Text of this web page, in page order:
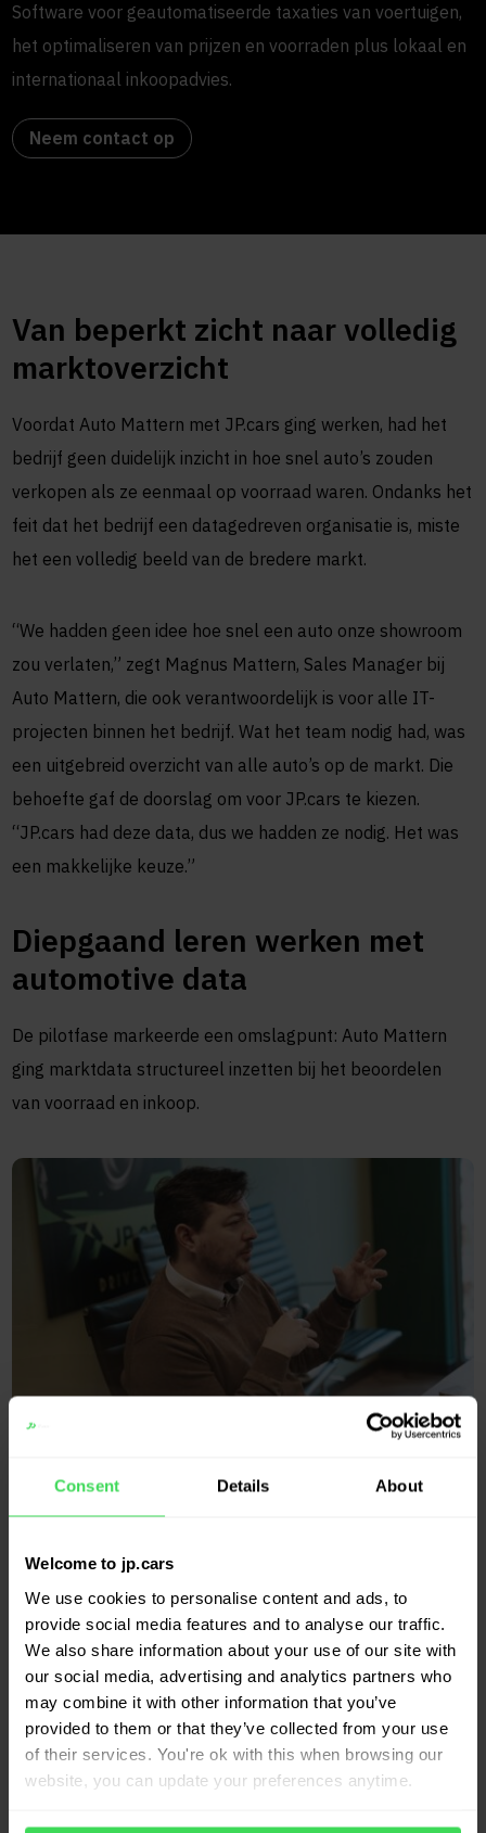
Consent Details About
Welcome to jp.cars
We use cookies to personalise content and ads, to
provide social media features and to analyse our traffic.
We also share information about your use of our site with
our social media, advertising and analytics partners who
may combine it with other information that you’ve
provided to them or that they’ve collected from your use
of their services. You're ok with this when browsing our
website, you can update your preferences anytime.
Software voor geautomatiseerde taxaties van voertuigen,
het optimaliseren van prijzen en voorraden plus lokaal en
internationaal inkoopadvies.
Neem contact op
Van beperkt zicht naar volledig
marktoverzicht
Voordat Auto Mattern met JP.cars ging werken, had het
bedrijf geen duidelijk inzicht in hoe snel auto’s zouden
verkopen als ze eenmaal op voorraad waren. Ondanks het
feit dat het bedrijf een datagedreven organisatie is, miste
het een volledig beeld van de bredere markt.
“We hadden geen idee hoe snel een auto onze showroom
zou verlaten,” zegt Magnus Mattern, Sales Manager bij
Auto Mattern, die ook verantwoordelijk is voor alle IT-
projecten binnen het bedrijf. Wat het team nodig had, was
een uitgebreid overzicht van alle auto’s op de markt. Die
behoefte gaf de doorslag om voor JP.cars te kiezen.
“JP.cars had deze data, dus we hadden ze nodig. Het was
een makkelijke keuze.”
Diepgaand leren werken met
automotive data
De pilotfase markeerde een omslagpunt: Auto Mattern
ging marktdata structureel inzetten bij het beoordelen
van voorraad en inkoop.
“In de pilotfase leerden we hoe we diepgaand met de
in het verleden waren geweest.” De inzichten van JP.cars
veranderden de manier waarop het bedrijf de vraag naar
auto’s, de omzetverwachtingen en het prijspotentieel
beoordeelde voordat het auto’s aankocht.
Meetbare impact met 20
procent groei in sales